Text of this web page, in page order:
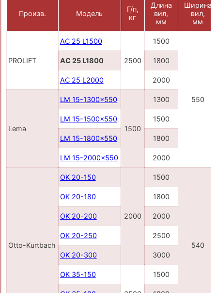
Произв. Модель
Г/п,
кг
Длина
вил,
мм
Ширина
вил,
мм
PROLIFT
AC 25 L1500
2500
1500
550
AC 25 L1800 1800
AC 25 L2000 2000
Lema
LM 15-1300x550
1500
1300
LM 15-1500x550 1500
LM 15-1800x550 1800
LM 15-2000x550 2000
Otto-Kurtbach
OK 20-150
2000
1500
540
OK 20-180 1800
OK 20-200 2000
OK 20-250 2500
OK 20-300 3000
OK 35-150 1500